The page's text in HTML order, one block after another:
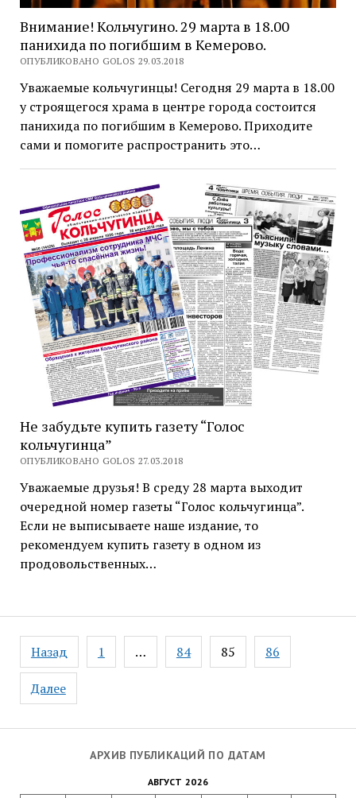
АРХИВ ПУБЛИКАЦИЙ ПО ДАТАМ
АВГУСТ 2026
Внимание! Кольчугино. 29 марта в 18.00
панихида по погибшим в Кемерово.
ОПУБЛИКОВАНО GOLOS 29.03.2018
Уважаемые кольчугинцы! Сегодня 29 марта в 18.00
у строящегося храма в центре города состоится
панихида по погибшим в Кемерово. Приходите
сами и помогите распространить это…
Не забудьте купить газету “Голос
кольчугинца”
ОПУБЛИКОВАНО GOLOS 27.03.2018
Уважаемые друзья! В среду 28 марта выходит
очередной номер газеты “Голос кольчугинца”.
Если не выписываете наше издание, то
рекомендуем купить газету в одном из
продовольственных…
Навигация
по
записям
Назад 1 … 84 85 86
Далее